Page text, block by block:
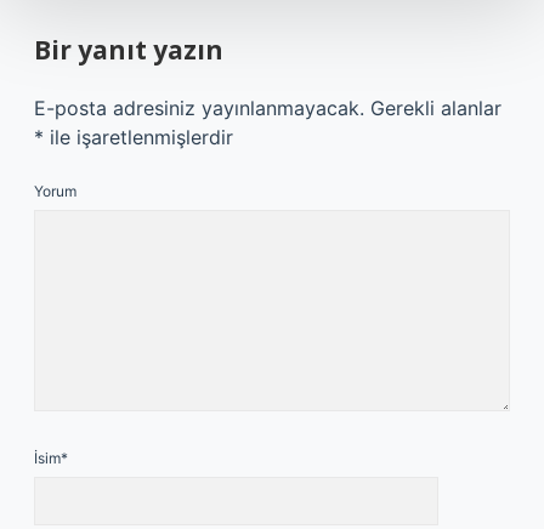
Bir yanıt yazın
E-posta adresiniz yayınlanmayacak. Gerekli alanlar
* ile işaretlenmişlerdir
Yorum
İsim*